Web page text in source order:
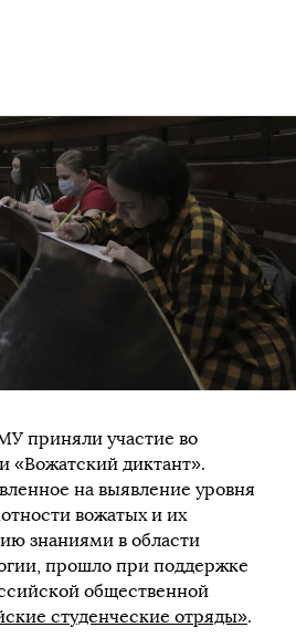
приняли участие во
«Вожатский диктант».
на выявление уровня
вожатых и их
знаниями в области
прошло при поддержке
общественной
студенческие отряды».